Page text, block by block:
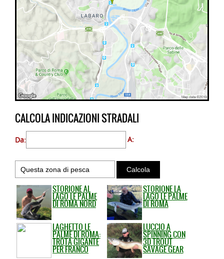
CALCOLA INDICAZIONI STRADALI
Da: A:
STORIONE AL
LAGO LE PALME
DI ROMA NORD
STORIONE LA
LAGO LE PALME
DI ROMA
LAGHETTO LE
PALME DI ROMA:
TROTA GIGANTE
PER FRANCO
LUCCIO A
SPINNING CON
3D TROUT
SAVAGE GEAR